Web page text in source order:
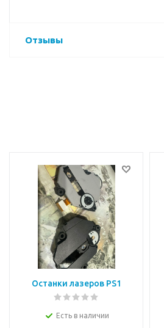
Отзывы
Останки лазеров PS1
Есть в наличии